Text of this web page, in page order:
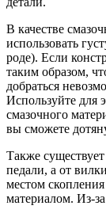
В качестве
использовать
роде). Если
таким образом,
добраться
Используйте для
смазочного
вы сможете
Также существует
педали, а от
местом
материалом. Из-